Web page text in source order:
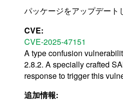
パッケージをアップデート
CVE:
CVE-2025-47151
A type confusion
2.8.2. A specially crafted
response to trigger this
追加情報: